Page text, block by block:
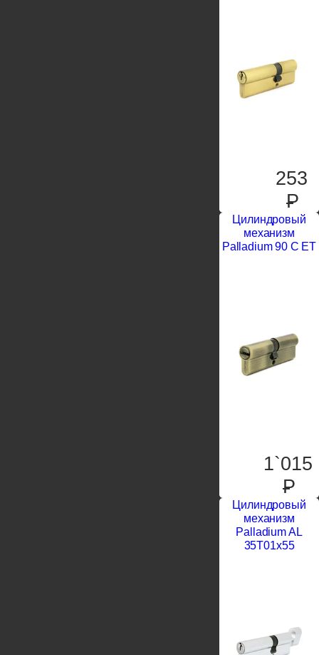
253
P
Цилиндровый
механизм
Palladium 90 C ET
1`015
P
Цилиндровый
механизм
Palladium AL
35T01x55